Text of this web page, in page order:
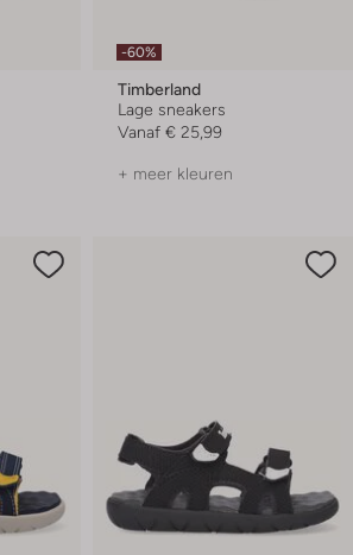
-60%
Timberland
Lage sneakers
Vanaf € 25,99
+ meer kleuren